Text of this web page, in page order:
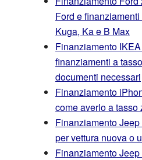
Ford e
Kuga, Ka e B Max
Finanziamento
finanziamenti a
documenti necessari
Finanziamento
come averlo a tasso
Finanziamento
per vettura nuova o
Finanziamento